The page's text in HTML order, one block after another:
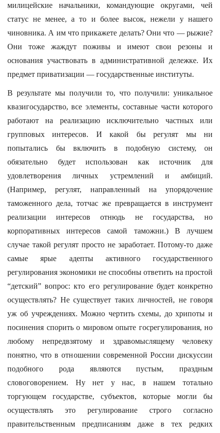
милицейские начальники, командующие округами, чей
статус не менее, а то и более высок, нежели у нашего
чиновника. А им что прикажете делать? Они что — рыжие?
Они тоже жаждут поживы и имеют свои резоны и
основания участвовать в административной дележке. Их
предмет приватизации — государственные институты.
В результате мы получили то, что получили: уникальное
квазигосударство, все элементы, составные части которого
работают на реализацию исключительно частных или
групповых интересов. И какой бы регулят мы ни
попытались бы включить в подобную систему, он
обязательно будет использован как источник для
удовлетворения личных устремлений и амбиций.
(Например, регулят, направленный на упорядочение
таможенного дела, тотчас же превращается в инструмент
реализации интересов отнюдь не государства, но
корпоративных интересов самой таможни.) В лучшем
случае такой регулят просто не заработает. Потому-то даже
самые ярые адепты активного государственного
регулирования экономики не способны ответить на простой
“детский” вопрос: кто его регулирование будет конкретно
осуществлять? Не существует таких личностей, не говоря
уж об учреждениях. Можно чертить схемы, до хрипоты и
посинения спорить о мировом опыте госрегулирования, но
любому непредвзятому и здравомыслящему человеку
понятно, что в отношении современной России дискуссии
подобного рода являются пустым, праздным
словоговорением. Ну нет у нас, в нашем тотально
торгующем государстве, субъектов, которые могли бы
осуществлять это регулирование строго согласно
правительственным предписаниям даже в тех редких